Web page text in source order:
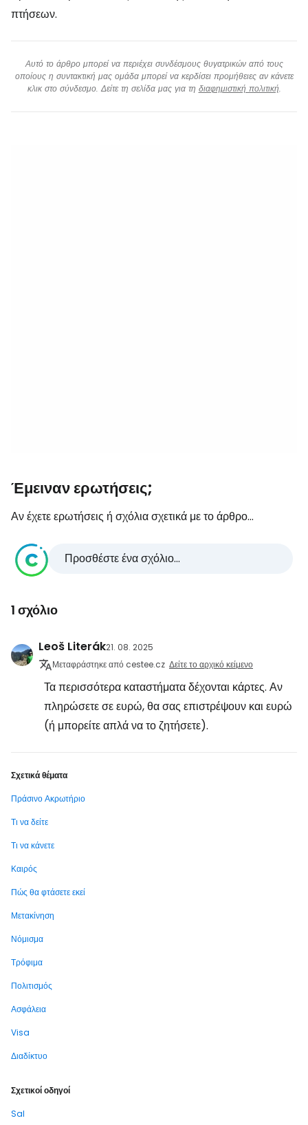
πτήσεων.
Αυτό το άρθρο μπορεί να περιέχει συνδέσμους θυγατρικών από τους
οποίους η συντακτική μας ομάδα μπορεί να κερδίσει προμήθειες αν κάνετε
κλικ στο σύνδεσμο. Δείτε τη σελίδα μας για τη διαφημιστική πολιτική.
Έμειναν ερωτήσεις;
Αν έχετε ερωτήσεις ή σχόλια σχετικά με το άρθρο...
Προσθέστε ένα σχόλιο...
1 σχόλιο
Leoš Literák21. 08. 2025
Μεταφράστηκε από cestee.cz Δείτε το αρχικό κείμενο
Τα περισσότερα καταστήματα δέχονται κάρτες. Αν
πληρώσετε σε ευρώ, θα σας επιστρέψουν και ευρώ
(ή μπορείτε απλά να το ζητήσετε).
Σχετικά θέματα
Πράσινο Ακρωτήριο
Τι να δείτε
Τι να κάνετε
Καιρός
Πώς θα φτάσετε εκεί
Μετακίνηση
Νόμισμα
Τρόφιμα
Πολιτισμός
Ασφάλεια
Visa
Διαδίκτυο
Σχετικοί οδηγοί
Sal